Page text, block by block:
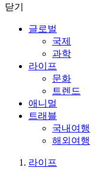
닫기
글로벌
국제
과학
라이프
문화
트렌드
애니멀
트래블
국내여행
해외여행
라이프